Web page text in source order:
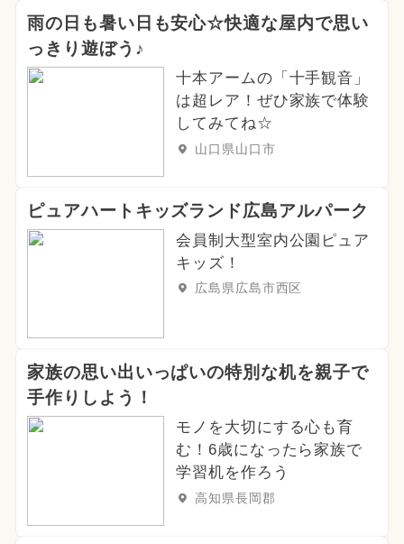
雨の日も暑い日も安心☆快適な屋内で思い
っきり遊ぼう♪
十本アームの「十手観音」
は超レア！ぜひ家族で体験
してみてね☆
山口県山口市
ピュアハートキッズランド広島アルパーク
会員制大型室内公園ピュア
キッズ！
広島県広島市西区
家族の思い出いっぱいの特別な机を親子で
手作りしよう！
モノを大切にする心も育
む！6歳になったら家族で
学習机を作ろう
高知県長岡郡